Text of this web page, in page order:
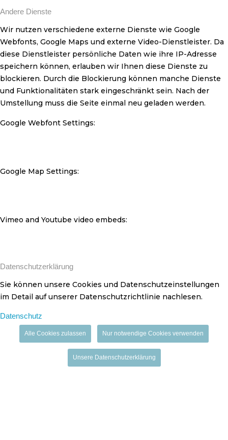
Andere Dienste
Wir nutzen verschiedene externe Dienste wie Google
Webfonts, Google Maps und externe Video-Dienstleister. Da
diese Dienstleister persönliche Daten wie ihre IP-Adresse
speichern können, erlauben wir Ihnen diese Dienste zu
blockieren. Durch die Blockierung können manche Dienste
und Funktionalitäten stark eingeschränkt sein. Nach der
Umstellung muss die Seite einmal neu geladen werden.
Google Webfont Settings:
Google Map Settings:
Vimeo and Youtube video embeds:
Datenschutzerklärung
Sie können unsere Cookies und Datenschutzeinstellungen
im Detail auf unserer Datenschutzrichtlinie nachlesen.
Datenschutz
Alle Cookies zulassen Nur notwendige Cookies verwenden
Unsere Datenschutzerklärung